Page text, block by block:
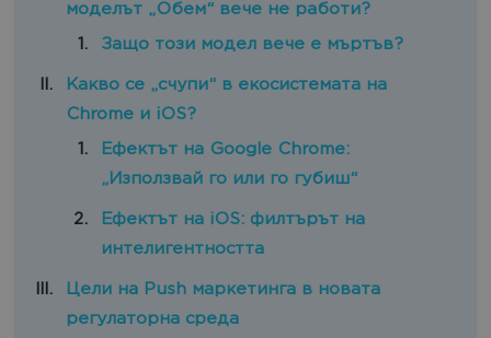
моделът „Обем“ вече не работи?
Защо този модел вече е мъртъв?
Какво се „счупи“ в екосистемата на
Chrome и iOS?
Ефектът на Google Chrome:
„Използвай го или го губиш“
Ефектът на iOS: филтърът на
интелигентността
Цели на Push маркетинга в новата
регулаторна среда